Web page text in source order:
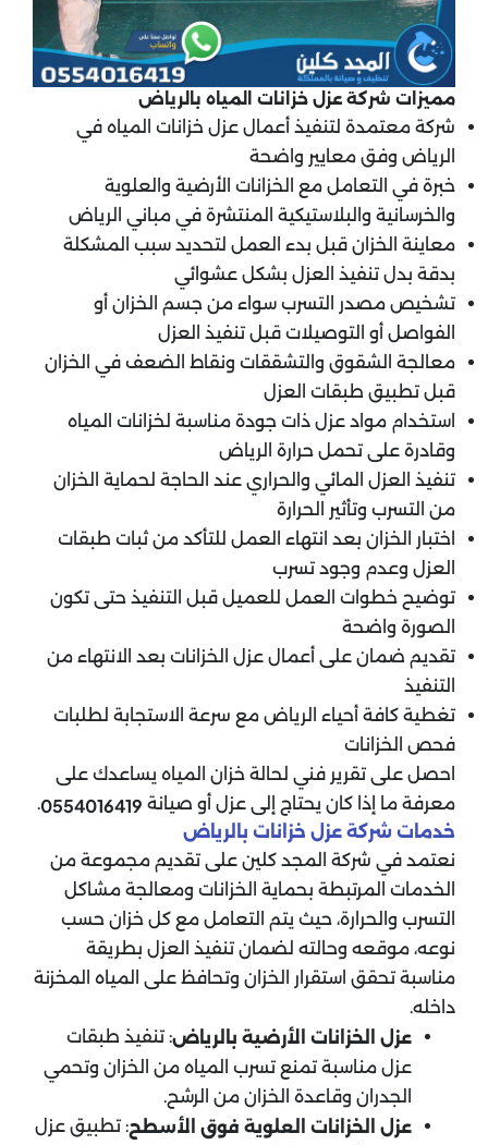
مميزات شركة عزل خزانات المياه بالرياض​
شركة معتمدة لتنفيذ أعمال عزل خزانات المياه في
الرياض وفق معايير واضحة
خبرة في التعامل مع الخزانات الأرضية والعلوية
والخرسانية والبلاستيكية المنتشرة في مباني الرياض
معاينة الخزان قبل بدء العمل لتحديد سبب المشكلة
بدقة بدل تنفيذ العزل بشكل عشوائي
تشخيص مصدر التسرب سواء من جسم الخزان أو
الفواصل أو التوصيلات قبل تنفيذ العزل
معالجة الشقوق والتشققات ونقاط الضعف في الخزان
قبل تطبيق طبقات العزل
استخدام مواد عزل ذات جودة مناسبة لخزانات المياه
وقادرة على تحمل حرارة الرياض
تنفيذ العزل المائي والحراري عند الحاجة لحماية الخزان
من التسرب وتأثير الحرارة
اختبار الخزان بعد انتهاء العمل للتأكد من ثبات طبقات
العزل وعدم وجود تسرب
توضيح خطوات العمل للعميل قبل التنفيذ حتى تكون
الصورة واضحة
تقديم ضمان على أعمال عزل الخزانات بعد الانتهاء من
التنفيذ
تغطية كافة أحياء الرياض مع سرعة الاستجابة لطلبات
فحص الخزانات
احصل على تقرير فني لحالة خزان المياه يساعدك على
معرفة ما إذا كان يحتاج إلى عزل أو صيانة 0554016419
.
خدمات شركة عزل خزانات بالرياض
نعتمد في شركة المجد كلين على تقديم مجموعة من
الخدمات المرتبطة بحماية الخزانات ومعالجة مشاكل
التسرب والحرارة، حيث يتم التعامل مع كل خزان حسب
نوعه، موقعه وحالته لضمان تنفيذ العزل بطريقة
مناسبة تحقق استقرار الخزان وتحافظ على المياه المخزنة
داخله.
عزل الخزانات الأرضية بالرياض: تنفيذ طبقات
عزل مناسبة تمنع تسرب المياه من الخزان وتحمي
الجدران وقاعدة الخزان من الرشح.
عزل الخزانات العلوية فوق الأسطح: تطبيق عزل